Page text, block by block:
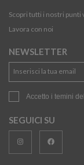
Scopri tutti i nostri punti
Lavora con noi
NEWSLETTER
Accetto i temini
SEGUICI SU